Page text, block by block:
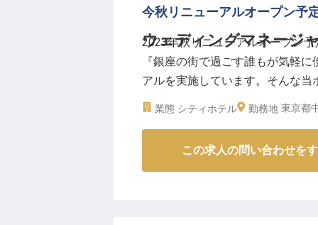
ウェディングマネージ
今秋リニューアルオープン予
2023年秋リニューアルオープン
『銀座の街で過ごす誰もが気軽
アルを実施しています。そんな
ジャーとして活躍しませんか。
業態 シティホテル 勤務地 東京都
この求人の問い合わせを